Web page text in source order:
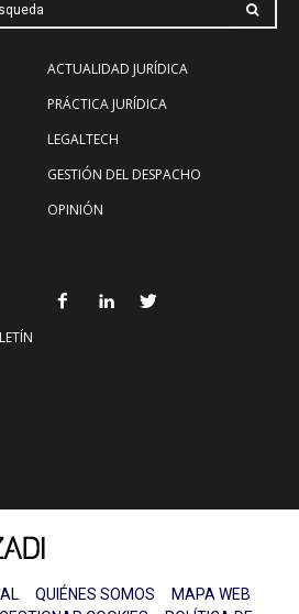
ACTUALIDAD JURÍDICA
PRÁCTICA JURÍDICA
LEGALTECH
GESTIÓN DEL DESPACHO
OPINIÓN
QUIÉNES SOMOS
MAPA WEB